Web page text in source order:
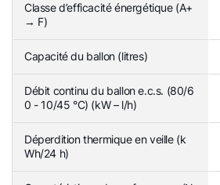
Classe d’efficacité énergétique (A+
→ F)
Capacité du ballon (litres)
Débit continu du ballon e.c.s. (80/6
0 - 10/45 °C) (kW – l/h)
Déperdition thermique en veille (k
Wh/24 h)